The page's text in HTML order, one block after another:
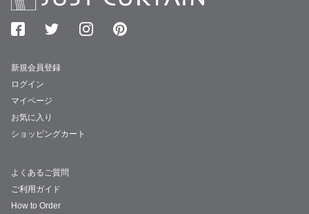
新規会員登録
ログイン
マイページ
お気に入り
ショッピングカート
よくあるご質問
ご利用ガイド
How to Order